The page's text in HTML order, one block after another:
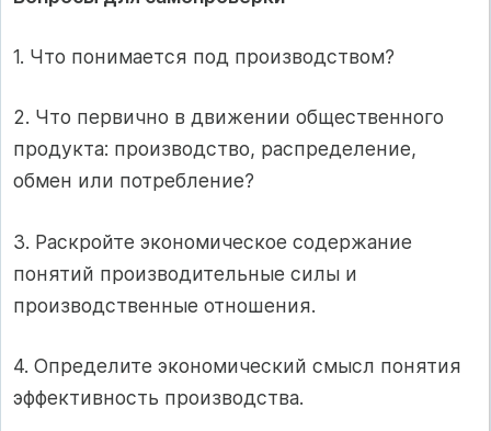
1. Что понимается под производством?
2. Что первично в движении общественного
продукта: производство, распределение,
обмен или потребление?
3. Раскройте экономическое содержание
понятий производительные силы и
производственные отношения.
4. Определите экономический смысл понятия
эффективность производства.